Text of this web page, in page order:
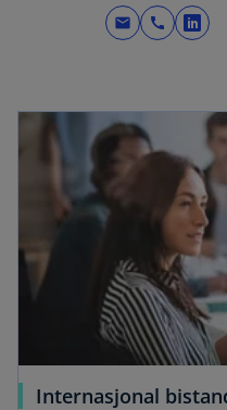
mail call
o
n
i
n
a
n
e
w
t
a
b
Internasjonal